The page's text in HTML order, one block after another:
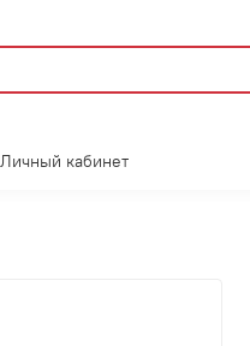
Личный кабинет